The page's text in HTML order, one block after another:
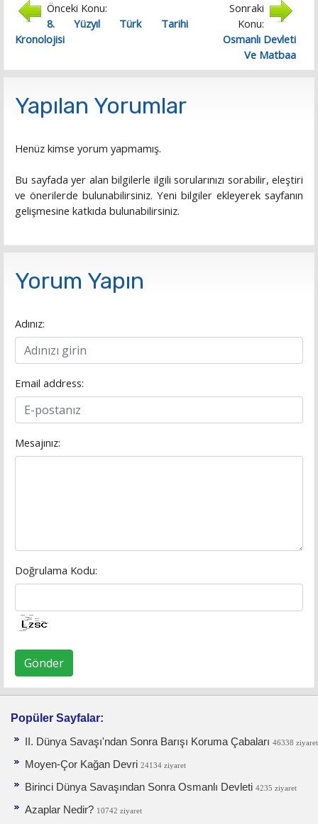
Önceki Konu:
8. Yüzyıl Türk Tarihi
Kronolojisi
Sonraki
Konu:
Osmanlı Devleti
Ve Matbaa
Yapılan Yorumlar
Henüz kimse yorum yapmamış.
Bu sayfada yer alan bilgilerle ilgili sorularınızı sorabilir, eleştiri
ve önerilerde bulunabilirsiniz. Yeni bilgiler ekleyerek sayfanın
gelişmesine katkıda bulunabilirsiniz.
Yorum Yapın
Adınız:
Email address:
Mesajınız:
Doğrulama Kodu:
Gönder
Popüler Sayfalar:
II. Dünya Savaşı'ndan Sonra Barışı Koruma Ça­baları 46338 ziyaret
Moyen-Çor Kağan Devri 24134 ziyaret
Birinci Dünya Savaşından Sonra Osmanlı Devleti 4235 ziyaret
Azaplar Nedir? 10742 ziyaret